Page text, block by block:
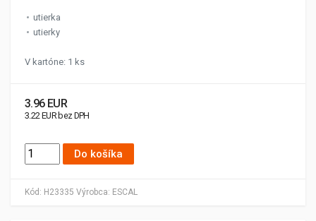
Kód: H23335 Výrobca: ESCAL
utierka
utierky
V kartóne: 1 ks
3.96 EUR
3.22 EUR bez DPH
Do košíka